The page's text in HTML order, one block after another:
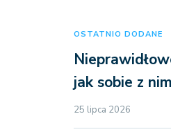
OSTATNIO DODANE
jak sobie z
25 lipca 2026